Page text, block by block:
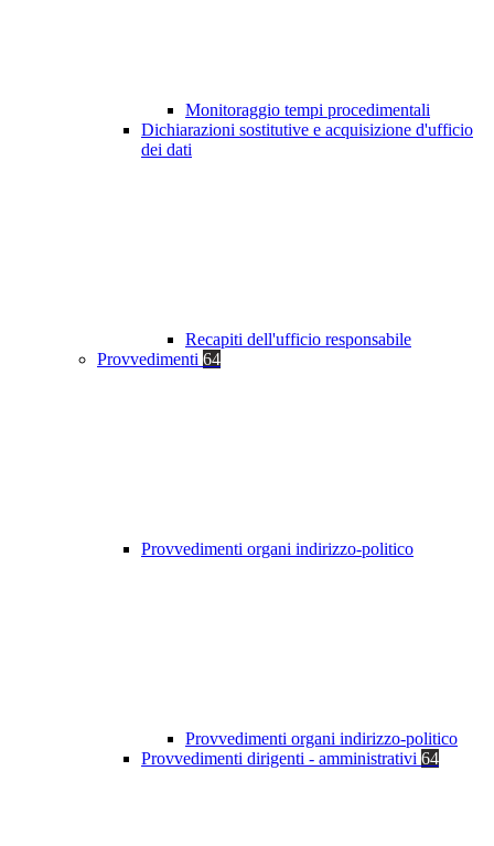
Monitoraggio tempi procedimentali
Dichiarazioni sostitutive e acquisizione d'ufficio
dei dati
Recapiti dell'ufficio responsabile
Provvedimenti 64
Provvedimenti organi indirizzo-politico
Provvedimenti organi indirizzo-politico
Provvedimenti dirigenti - amministrativi 64